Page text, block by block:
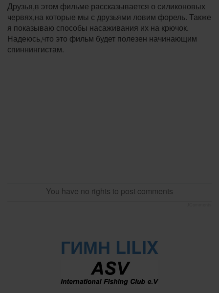
Друзья,в этом фильме рассказывается о силиконовых
червях,на которые мы с друзьями ловим форель. Также
я показываю способы насаживания их на крючок.
Надеюсь,что это фильм будет полезен начинающим
спиннингистам.
You have no rights to post comments
ГИМН LILIX